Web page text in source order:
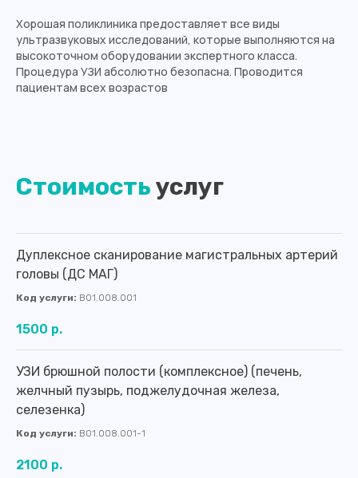
Хорошая поликлиника предоставляет все виды
ультразвуковых исследований, которые выполняются на
высокоточном оборудовании экспертного класса.
Процедура УЗИ абсолютно безопасна. Проводится
пациентам всех возрастов
Стоимостьуслуг
Дуплексное сканирование магистральных артерий
головы (ДС МАГ)
Код услуги: B01.008.001
1500 р.
УЗИ брюшной полости (комплексное) (печень,
желчный пузырь, поджелудочная железа,
селезенка)
Код услуги: B01.008.001-1
2100 р.